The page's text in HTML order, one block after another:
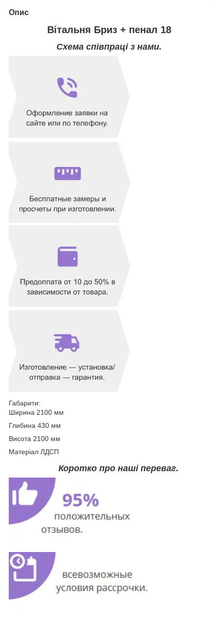
Опис
Вітальня Бриз + пенал 18
Схема співпраці з нами.
Габарити:
Ширина 2100 мм
Глибина 430 мм
Висота 2100 мм
Матеріал ЛДСП
Коротко про наші переваг.